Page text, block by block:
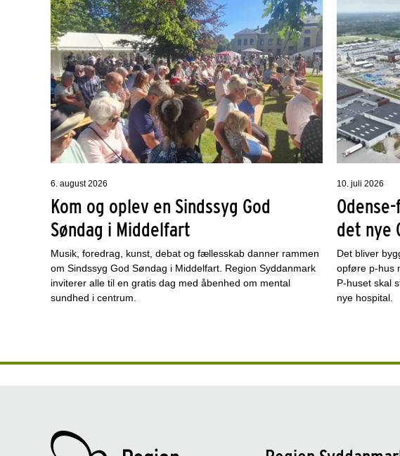
6. august 2026
Kom og oplev en Sindssyg God
Søndag i Middelfart
Musik, foredrag, kunst, debat og fællesskab danner rammen
om Sindssyg God Søndag i Middelfart. Region Syddanmark
inviterer alle til en gratis dag med åbenhed om mental
sundhed i centrum.
10. juli 2026
det nye
Det bliver
opføre p-hus
P-huset skal
nye hospital.